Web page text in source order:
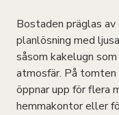
Bostaden präglas
planlösning med
såsom kakelugn
atmosfär. På
öppnar upp för flera
hemmakontor eller